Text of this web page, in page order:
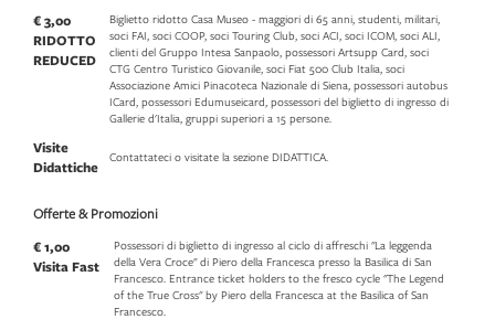
€ 3,00
RIDOTTO
REDUCED
Biglietto ridotto Casa Museo - maggiori di 65 anni, studenti, militari,
soci FAI, soci COOP, soci Touring Club, soci ACI, soci ICOM, soci ALI,
clienti del Gruppo Intesa Sanpaolo, possessori Artsupp Card, soci
CTG Centro Turistico Giovanile, soci Fiat 500 Club Italia, soci
Associazione Amici Pinacoteca Nazionale di Siena, possessori autobus
ICard, possessori Edumuseicard, possessori del biglietto di ingresso di
Gallerie d'Italia, gruppi superiori a 15 persone.
Visite
Didattiche
Contattateci o visitate la sezione DIDATTICA.
Offerte & Promozioni
€ 1,00
Visita Fast
Possessori di biglietto di ingresso al ciclo di affreschi "La leggenda
della Vera Croce" di Piero della Francesca presso la Basilica di San
Francesco. Entrance ticket holders to the fresco cycle "The Legend
of the True Cross" by Piero della Francesca at the Basilica of San
Francesco.